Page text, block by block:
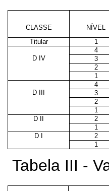
CLASSE NÍVEL
Titular 1
4
D IV
3
2
1
4
D III
3
2
1
D II
2
1
D I
2
1
Tabela III -